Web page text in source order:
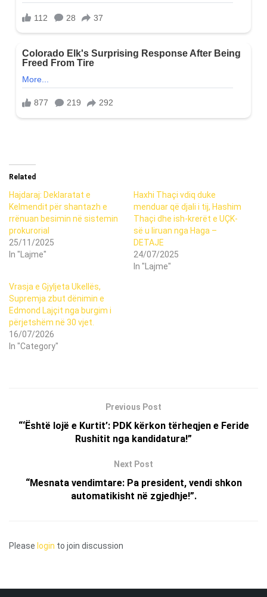
Related
Hajdaraj: Deklaratat e
Kelmendit për shantazh e
rrënuan besimin në sistemin
prokurorial
25/11/2025
In "Lajme"
Haxhi Thaçi vdiq duke
menduar që djali i tij, Hashim
Thaçi dhe ish-krerët e UÇK-
së u liruan nga Haga –
DETAJE
24/07/2025
In "Lajme"
Vrasja e Gjyljeta Ukellës,
Supremja zbut dënimin e
Edmond Lajçit nga burgim i
përjetshëm në 30 vjet.
16/07/2026
In "Category"
Previous Post
“‘Është lojë e Kurti­t’: PDK kërkon tërheqjen e Feride
Rushitit nga kandidatura!”
Next Post
“Mesnata vendimtare: Pa president, vendi shkon
automatikisht në zgjedhje!”.
Please login to join discussion